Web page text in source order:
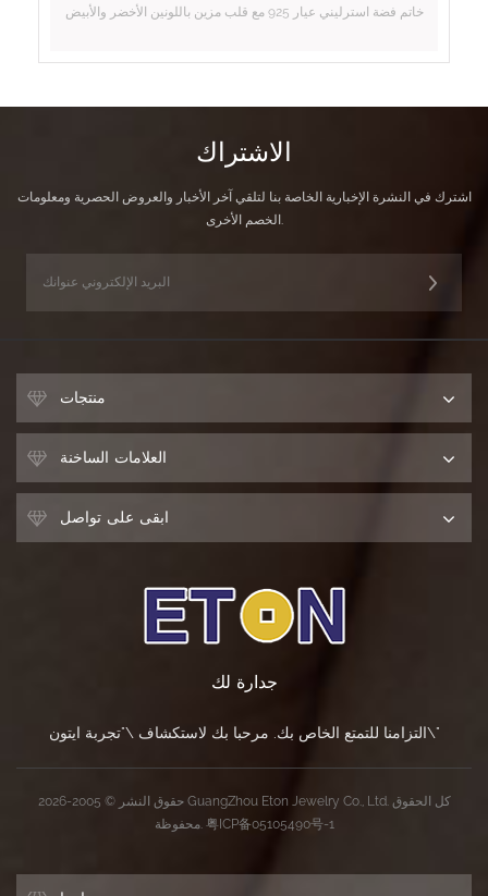
خاتم فضة استرليني عيار 925 مع قلب مزين باللونين الأخضر والأبيض
الاشتراك
اشترك في النشرة الإخبارية الخاصة بنا لتلقي آخر الأخبار والعروض الحصرية ومعلومات
الخصم الأخرى.
منتجات
العلامات الساخنة
ابقى على تواصل
جدارة لك
التزامنا للتمتع الخاص بك. مرحبا بك لاستكشاف \"تجربة ايتون\"
حقوق النشر © 2005-2026 GuangZhou Eton Jewelry Co., Ltd. كل الحقوق
محفوظة. 粤ICP备05105490号-1